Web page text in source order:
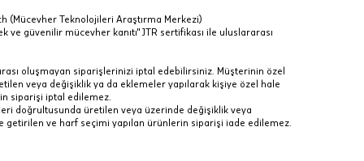
(Mücevher Teknolojileri Araştırma Merkezi)
ve güvenilir mücevher kanıtı" JTR sertifikası ile uluslararası
oluşmayan siparişlerinizi iptal edebilirsiniz. Müşterinin özel
veya değişiklik ya da eklemeler yapılarak kişiye özel hale
siparişi iptal edilemez.
doğrultusunda üretilen veya üzerinde değişiklik veya
getirilen ve harf seçimi yapılan ürünlerin siparişi iade edilemez.
itibaren 14 gün içerisinde iade edebilirsiniz. İade paketinizi